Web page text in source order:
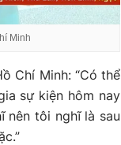
Minh
Chí Minh: “Có thể
sự kiện hôm nay
nên tôi nghĩ là sau